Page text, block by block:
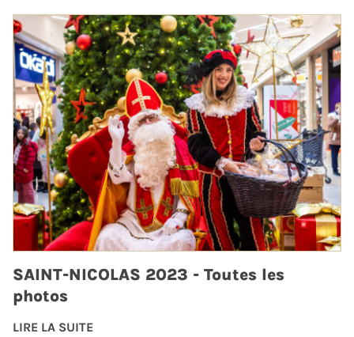
SAINT-NICOLAS 2023 - Toutes les
photos
LIRE LA SUITE